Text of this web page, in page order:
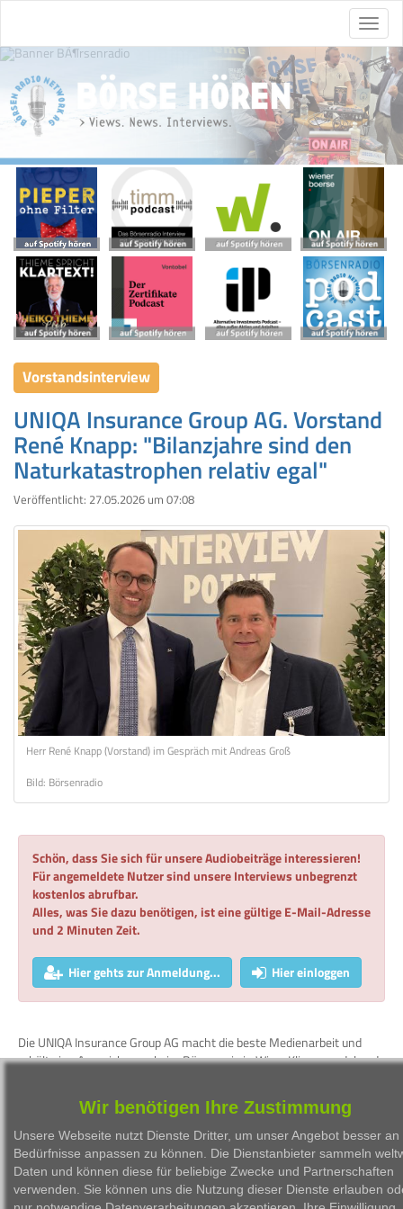
Vorstandsinterview
UNIQA Insurance Group AG. Vorstand
René Knapp: "Bilanzjahre sind den
Naturkatastrophen relativ egal"
Veröffentlicht: 27.05.2026 um 07:08
Herr René Knapp (Vorstand) im Gespräch mit Andreas Groß
Bild: Börsenradio
Schön, dass Sie sich für unsere Audiobeiträge interessieren!
Für angemeldete Nutzer sind unsere Interviews unbegrenzt
kostenlos abrufbar.
Alles, was Sie dazu benötigen, ist eine gültige E-Mail-Adresse
und 2 Minuten Zeit.
Hier gehts zur Anmeldung... Hier einloggen
Die UNIQA Insurance Group AG macht die beste Medienarbeit und
erhält eine Auszeichnung beim Börsepreis in Wien. Klimawandel und
Strategie (bis 2050 im Konzern), denn "Bilanzjahre sind den
Naturkatastrophen relativ egal", so Vorstand Rene Knapp. "Es geht
beim Thema Nachhaltigkeit auch stets um eine konsequente Haltung,
die man auf einen langen Zeitraum einnimmt." Knapp verweist auf
die Gründung von Uniqa Sustainable sowie auf ESG-Ziele bis 2040
und 2050 mit Zwischenetappen.
Wir benötigen Ihre Zustimmung
Unsere Webseite nutzt Dienste Dritter, um unser Angebot besser an
Bedürfnisse anpassen zu können. Die Dienstanbieter sammeln
Daten und können diese für beliebige Zwecke und Partnerschaften
verwenden. Sie können uns die Nutzung dieser Dienste erlauben